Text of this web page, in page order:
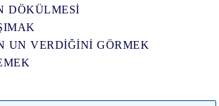
DÖKÜLMESİ
UN VERDİĞİNİ GÖRMEK